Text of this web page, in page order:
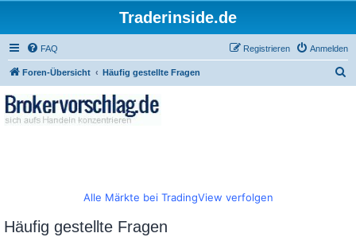
Traderinside.de
FAQ Anmelden
Registrieren
Foren-Übersicht Häufig gestellte Fragen
Alle Märkte bei TradingView verfolgen
Häufig gestellte Fragen